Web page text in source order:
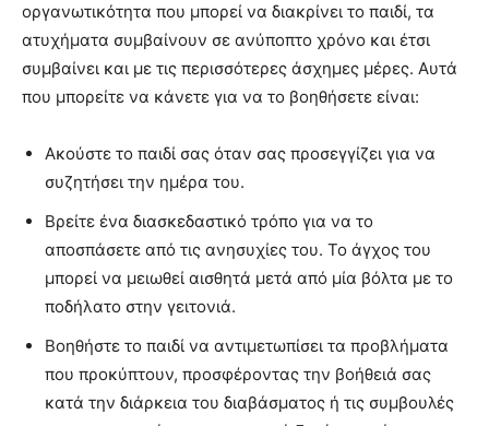
οργανωτικότητα που μπορεί να διακρίνει το παιδί, τα
ατυχήματα συμβαίνουν σε ανύποπτο χρόνο και έτσι
συμβαίνει και με τις περισσότερες άσχημες μέρες. Αυτά
που μπορείτε να κάνετε για να το βοηθήσετε είναι:
Ακούστε το παιδί σας όταν σας προσεγγίζει για να
συζητήσει την ημέρα του.
Βρείτε ένα διασκεδαστικό τρόπο για να το
αποσπάσετε από τις ανησυχίες του. Το άγχος του
μπορεί να μειωθεί αισθητά μετά από μία βόλτα με το
ποδήλατο στην γειτονιά.
Βοηθήστε το παιδί να αντιμετωπίσει τα προβλήματα
που προκύπτουν, προσφέροντας την βοήθειά σας
κατά την διάρκεια του διαβάσματος ή τις συμβουλές